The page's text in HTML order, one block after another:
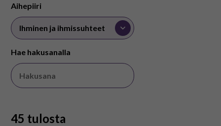
På svenska
In English
Aihepiiri
Hae hakusanalla
45 tulosta